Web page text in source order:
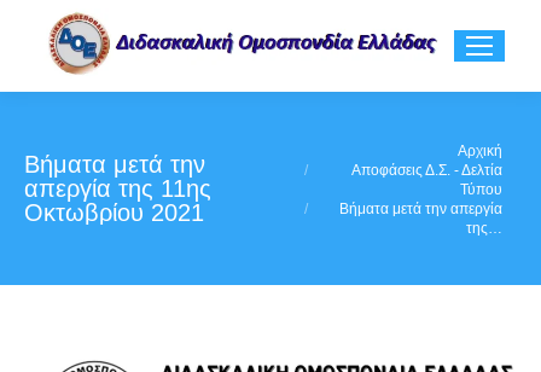
Βήματα μετά την
απεργία της 11ης
Οκτωβρίου 2021
Αρχική
Αποφάσεις Δ.Σ. - Δελτία
Τύπου
Βήματα μετά την απεργία
της…